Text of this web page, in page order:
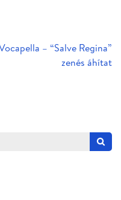
– “Salve Regina”
zenés áhítat